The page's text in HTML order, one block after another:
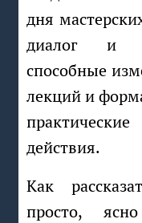
дня
диалог и
способные
лекций и
действия.
Как рассказать о правах человека
просто,